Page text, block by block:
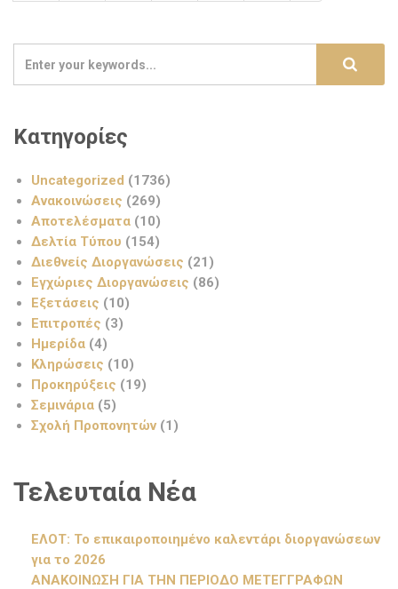
Κατηγορίες
Uncategorized (1736)
Ανακοινώσεις (269)
Αποτελέσματα (10)
Δελτία Τύπου (154)
Διεθνείς Διοργανώσεις (21)
Εγχώριες Διοργανώσεις (86)
Εξετάσεις (10)
Επιτροπές (3)
Ημερίδα (4)
Κληρώσεις (10)
Προκηρύξεις (19)
Σεμινάρια (5)
Σχολή Προπονητών (1)
Τελευταία Νέα
ΕΛΟΤ: Το επικαιροποιημένο καλεντάρι διοργανώσεων
για το 2026
ΑΝΑΚΟΙΝΩΣΗ ΓΙΑ ΤΗΝ ΠΕΡΙΟΔΟ ΜΕΤΕΓΓΡΑΦΩΝ